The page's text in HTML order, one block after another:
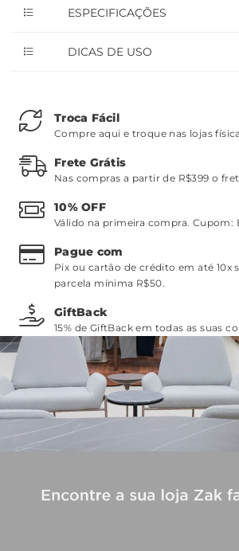
ESPECIFICAÇÕES
DICAS DE USO
Troca Fácil
Compre aqui e troque nas lojas
Frete Grátis
Nas compras a partir de R$399 o
10% OFF
Válido na primeira compra. Cupom:
Pague com
Pix ou cartão de crédito em até 10x
parcela mínima R$50.
GiftBack
15% de GiftBack em todas as suas